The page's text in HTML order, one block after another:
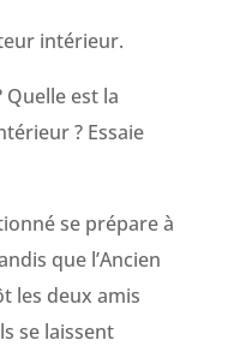
intérieur.
Quelle est la
? Essaie
se prépare à
que l’Ancien
les deux amis
se laissent